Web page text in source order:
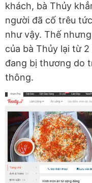
khách, bà Thủy
người đã cố trêu
như vậy. Thế
của bà Thủy lại từ
đang bị thương do
thông.